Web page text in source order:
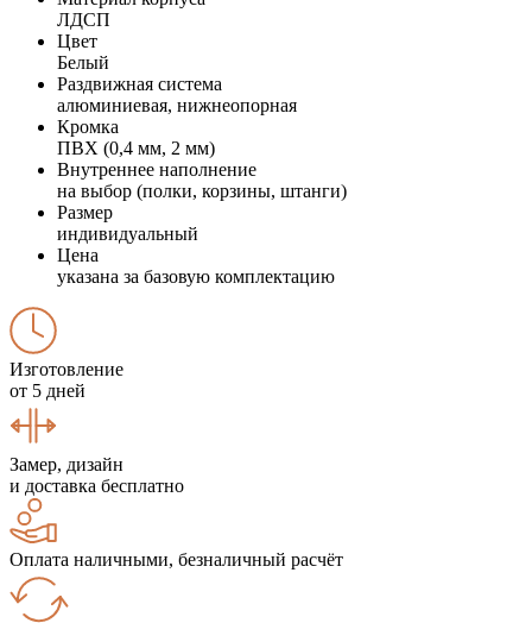
ЛДСП
Цвет
Белый
Раздвижная система
алюминиевая, нижнеопорная
Кромка
ПВХ (0,4 мм, 2 мм)
Внутреннее наполнение
на выбор (полки, корзины, штанги)
Размер
индивидуальный
Цена
указана за базовую комплектацию
Изготовление
от 5 дней
Замер, дизайн
и доставка бесплатно
Оплата наличными, безналичный расчёт